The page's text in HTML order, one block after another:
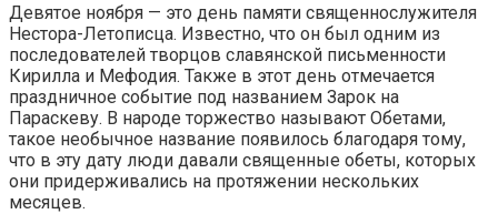
Девятое ноября — это день памяти священнослужителя
Нестора-Летописца. Известно, что он был одним из
последователей творцов славянской письменности
Кирилла и Мефодия. Также в этот день отмечается
праздничное событие под названием Зарок на
Параскеву. В народе торжество называют Обетами,
такое необычное название появилось благодаря тому,
что в эту дату люди давали священные обеты, которых
они придерживались на протяжении нескольких
месяцев.